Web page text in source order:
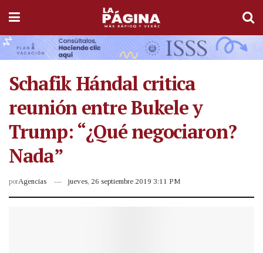
Schafik Hándal critica
reunión entre Bukele y
Trump: “¿Qué negociaron?
Nada”
porAgencias jueves, 26 septiembre 2019 3:11 PM